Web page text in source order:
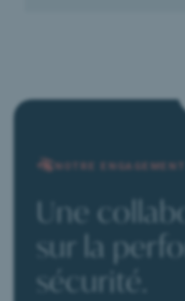
NOTRE ENGAGEMENT
Une
sur la
sécurité.